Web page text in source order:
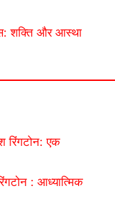
शक्ति और आस्था
एक
: आध्यात्मिक